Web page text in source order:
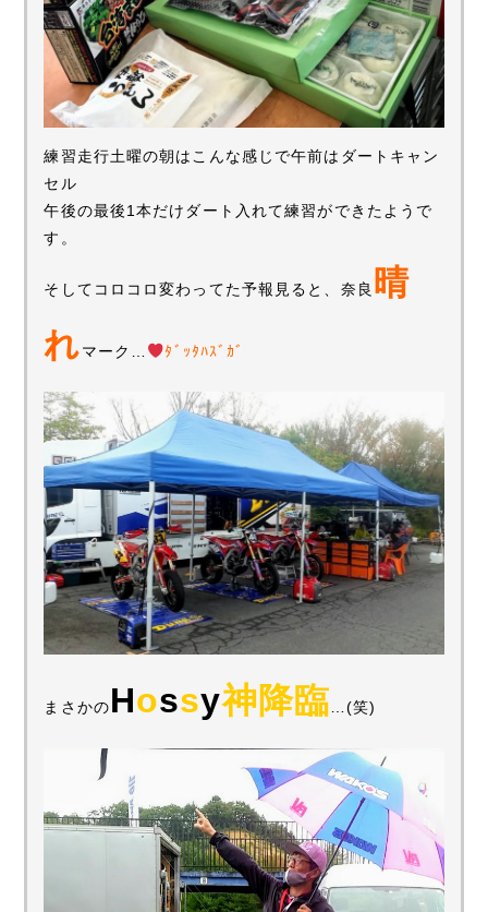
練習走行土曜の朝はこんな感じで午前はダートキャン
セル
午後の最後1本だけダート入れて練習ができたようで
す。
そしてコロコロ変わってた予報見ると、奈良 晴
れマーク… ﾀﾞｯﾀﾊｽﾞｶﾞ
まさかのHossy神降臨…(笑)